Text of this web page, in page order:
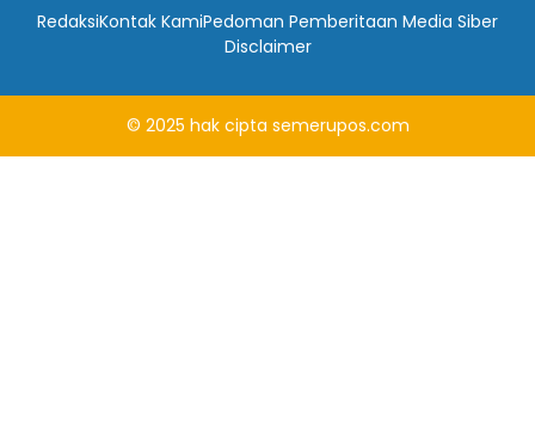
RedaksiKontak KamiPedoman Pemberitaan Media Siber
Disclaimer
© 2025 hak cipta semerupos.com